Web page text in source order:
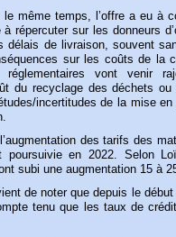
le même temps, l’offre a eu à
répercuter sur les donneurs
délais de livraison, souvent
sur les coûts de
réglementaires vont venir
du recyclage des déchets
incertitudes de la mise
des tarifs des
poursuivie en 2022. Selon
subi une augmentation 15 à
de noter que depuis le début
tenu que les taux de